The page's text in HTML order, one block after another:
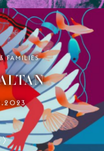
FAMILIES